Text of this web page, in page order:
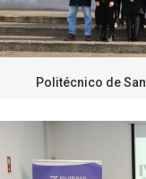
Politécnico de